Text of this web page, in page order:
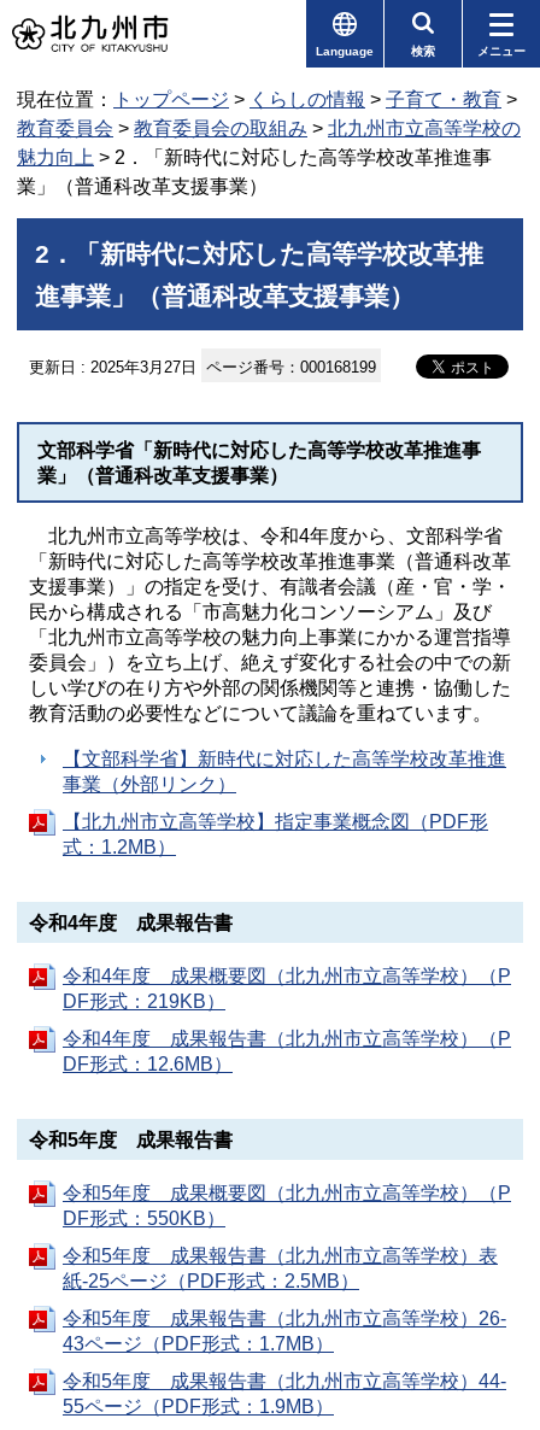
Language 検索 メニュー
現在位置： トップページ > くらしの情報 > 子育て・教育 >
教育委員会 > 教育委員会の取組み > 北九州市立高等学校の
魅力向上 > 2．「新時代に対応した高等学校改革推進事
業」（普通科改革支援事業）
2．「新時代に対応した高等学校改革推
進事業」（普通科改革支援事業）
更新日 : 2025年3月27日 ページ番号：000168199
文部科学省「新時代に対応した高等学校改革推進事
業」（普通科改革支援事業）
北九州市立高等学校は、令和4年度から、文部科学省
「新時代に対応した高等学校改革推進事業（普通科改革
支援事業）」の指定を受け、有識者会議（産・官・学・
民から構成される「市高魅力化コンソーシアム」及び
「北九州市立高等学校の魅力向上事業にかかる運営指導
委員会」）を立ち上げ、絶えず変化する社会の中での新
しい学びの在り方や外部の関係機関等と連携・協働した
教育活動の必要性などについて議論を重ねています。
【文部科学省】新時代に対応した高等学校改革推進
事業（外部リンク）
【北九州市立高等学校】指定事業概念図（PDF形
式：1.2MB）
令和4年度 成果報告書
令和4年度 成果概要図（北九州市立高等学校）（P
DF形式：219KB）
令和4年度 成果報告書（北九州市立高等学校）（P
DF形式：12.6MB）
令和5年度 成果報告書
令和5年度 成果概要図（北九州市立高等学校）（P
DF形式：550KB）
令和5年度 成果報告書（北九州市立高等学校）表
紙-25ページ（PDF形式：2.5MB）
令和5年度 成果報告書（北九州市立高等学校）26-
43ページ（PDF形式：1.7MB）
令和5年度 成果報告書（北九州市立高等学校）44-
55ページ（PDF形式：1.9MB）